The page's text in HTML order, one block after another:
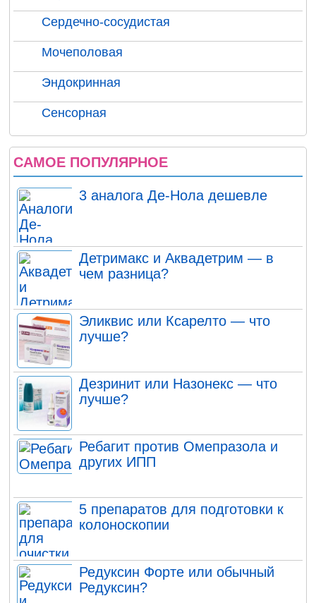
Сердечно-сосудистая
Мочеполовая
Эндокринная
Сенсорная
САМОЕ ПОПУЛЯРНОЕ
3 аналога Де-Нола дешевле
Детримакс и Аквадетрим — в
чем разница?
Эликвис или Ксарелто — что
лучше?
Дезринит или Назонекс — что
лучше?
Ребагит против Омепразола и
других ИПП
5 препаратов для подготовки к
колоноскопии
Редуксин Форте или обычный
Редуксин?